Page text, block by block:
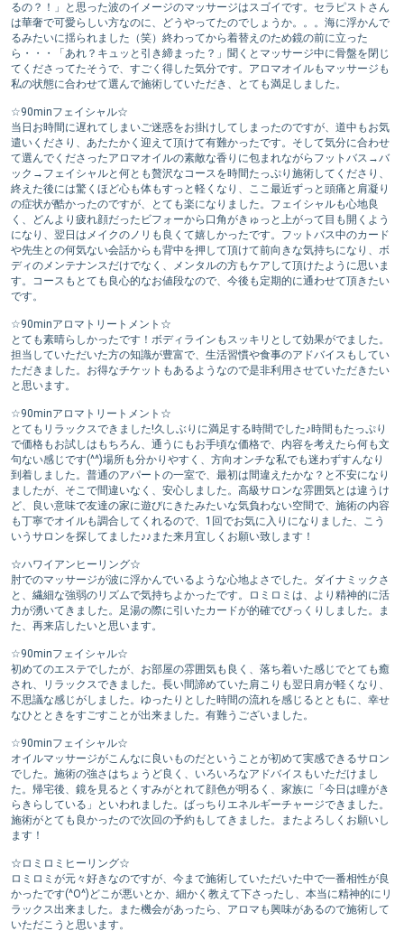
るの？！」と思った波のイメージのマッサージはスゴイです。セラピストさん
は華奢で可愛らしい方なのに、どうやってたのでしょうか。。。海に浮かんで
るみたいに揺られました（笑）終わってから着替えのため鏡の前に立った
ら・・・「あれ？キュッと引き締まった？」聞くとマッサージ中に骨盤を閉じ
てくださってたそうで、すごく得した気分です。アロマオイルもマッサージも
私の状態に合わせて選んで施術していただき、とても満足しました。
☆90minフェイシャル☆
当日お時間に遅れてしまいご迷惑をお掛けしてしまったのですが、道中もお気
遣いくださり、あたたかく迎えて頂けて有難かったです。そして気分に合わせ
て選んでくださったアロマオイルの素敵な香りに包まれながらフットバス→バ
ック→フェイシャルと何とも贅沢なコースを時間たっぷり施術してくださり、
終えた後には驚くほど心も体もすっと軽くなり、ここ最近ずっと頭痛と肩凝り
の症状が酷かったのですが、とても楽になりました。フェイシャルも心地良
く、どんより疲れ顔だったビフォーから口角がきゅっと上がって目も開くよう
になり、翌日はメイクのノリも良くて嬉しかったです。フットバス中のカード
や先生との何気ない会話からも背中を押して頂けて前向きな気持ちになり、ボ
ディのメンテナンスだけでなく、メンタルの方もケアして頂けたように思いま
す。コースもとても良心的なお値段なので、今後も定期的に通わせて頂きたい
です。
☆90minアロマトリートメント☆
とても素晴らしかったです！ボディラインもスッキリとして効果がでました。
担当していただいた方の知識が豊富で、生活習慣や食事のアドバイスもしてい
ただきました。お得なチケットもあるようなので是非利用させていただきたい
と思います。
☆90minアロマトリートメント☆
とてもリラックスできました!久しぶりに満足する時間でした♪時間もたっぷり
で価格もお試しはもちろん、通うにもお手頃な価格で、内容を考えたら何も文
句ない感じです(^^)場所も分かりやすく、方向オンチな私でも迷わずすんなり
到着しました。普通のアパートの一室で、最初は間違えたかな？と不安になり
ましたが、そこで間違いなく、安心しました。高級サロンな雰囲気とは違うけ
ど、良い意味で友達の家に遊びにきたみたいな気負わない空間で、施術の内容
も丁寧でオイルも調合してくれるので、1回でお気に入りになりました、こう
いうサロンを探してました♪♪また来月宜しくお願い致します！
☆ハワイアンヒーリング☆
肘でのマッサージが波に浮かんでいるような心地よさでした。ダイナミックさ
と、繊細な強弱のリズムで気持ちよかったです。ロミロミは、より精神的に活
力が湧いてきました。足湯の際に引いたカードが的確でびっくりしました。ま
た、再来店したいと思います。
☆90minフェイシャル☆
初めてのエステでしたが、お部屋の雰囲気も良く、落ち着いた感じでとても癒
され、リラックスできました。長い間諦めていた肩こりも翌日肩が軽くなり、
不思議な感じがしました。ゆったりとした時間の流れを感じるとともに、幸せ
なひとときをすごすことが出来ました。有難うございました。
☆90minフェイシャル☆
オイルマッサージがこんなに良いものだということが初めて実感できるサロン
でした。施術の強さはちょうど良く、いろいろなアドバイスもいただけまし
た。帰宅後、鏡を見るとくすみがとれて顔色が明るく、家族に「今日は瞳がき
らきらしている」といわれました。ばっちりエネルギーチャージできました。
施術がとても良かったので次回の予約もしてきました。またよろしくお願いし
ます！
☆ロミロミヒーリング☆
ロミロミが元々好きなのですが、今まで施術していただいた中で一番相性が良
かったです(^O^)どこが悪いとか、細かく教えて下さったし、本当に精神的にリ
ラックス出来ました。また機会があったら、アロマも興味があるので施術して
いただこうと思います。